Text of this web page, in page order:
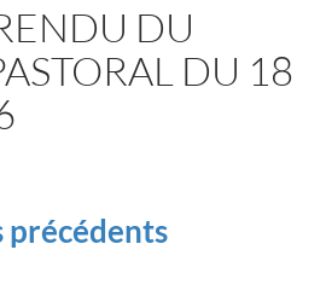
DU
DU 18
précédents